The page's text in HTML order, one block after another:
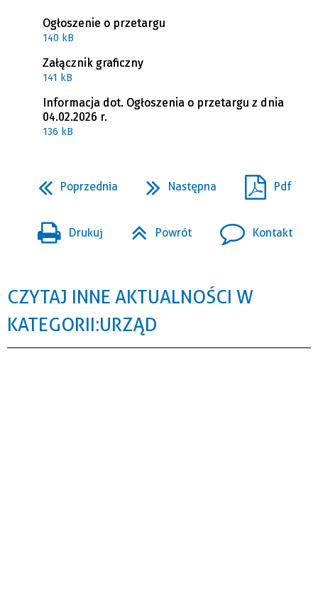
Ogłoszenie o przetargu
140 kB
Załącznik graficzny
141 kB
Informacja dot. Ogłoszenia o przetargu z dnia
04.02.2026 r.
136 kB
Poprzednia Następna Pdf
Drukuj Powrót Kontakt
CZYTAJ INNE AKTUALNOŚCI W
KATEGORII: URZĄD